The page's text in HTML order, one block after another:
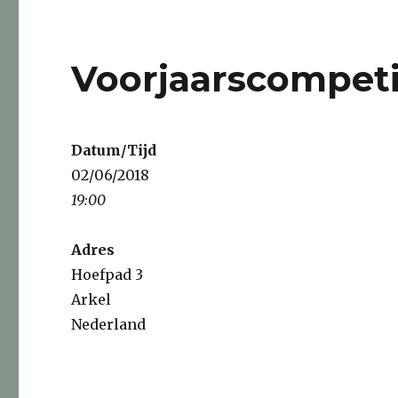
Datum/Tijd
02/06/2018
19:00
Adres
Hoefpad 3
Arkel
Nederland